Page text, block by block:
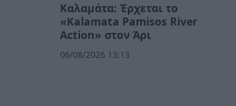
Καλαμάτα: Έρχεται το
«Kalamata Pamisos River
Action» στον Άρι
06/08/2026 13:13